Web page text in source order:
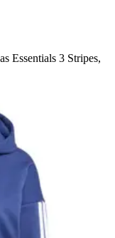
Essentials 3 Stripes,